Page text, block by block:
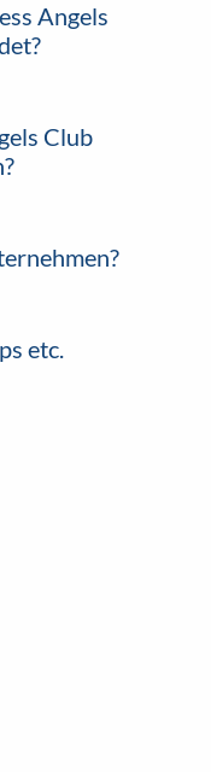
Angels
Club
etc.